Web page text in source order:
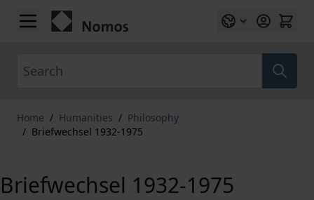
Skip to Content
Home / Humanities / Philosophy
/ Briefwechsel 1932-1975
Briefwechsel 1932-1975